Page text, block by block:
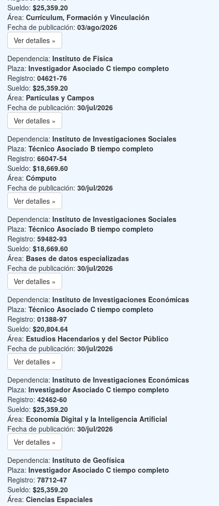
Sueldo: $25,359.20
Área: Currículum, Formación y Vinculación
Fecha de publicación: 03/ago/2026
Ver detalles »
Dependencia: Instituto de Física
Plaza: Investigador Asociado C tiempo completo
Registro: 04621-76
Sueldo: $25,359.20
Área: Partículas y Campos
Fecha de publicación: 30/jul/2026
Ver detalles »
Dependencia: Instituto de Investigaciones Sociales
Plaza: Técnico Asociado B tiempo completo
Registro: 66047-54
Sueldo: $18,669.60
Área: Cómputo
Fecha de publicación: 30/jul/2026
Ver detalles »
Dependencia: Instituto de Investigaciones Sociales
Plaza: Técnico Asociado B tiempo completo
Registro: 59482-93
Sueldo: $18,669.60
Área: Bases de datos especializadas
Fecha de publicación: 30/jul/2026
Ver detalles »
Dependencia: Instituto de Investigaciones Económicas
Plaza: Técnico Asociado C tiempo completo
Registro: 01388-97
Sueldo: $20,804.64
Área: Estudios Hacendarios y del Sector Público
Fecha de publicación: 30/jul/2026
Ver detalles »
Dependencia: Instituto de Investigaciones Económicas
Plaza: Investigador Asociado C tiempo completo
Registro: 42462-60
Sueldo: $25,359.20
Área: Economía Digital y la Inteligencia Artificial
Fecha de publicación: 30/jul/2026
Ver detalles »
Dependencia: Instituto de Geofísica
Plaza: Investigador Asociado C tiempo completo
Registro: 78712-47
Sueldo: $25,359.20
Área: Ciencias Espaciales